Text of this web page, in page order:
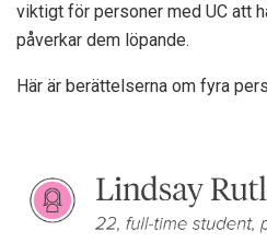
viktigt för personer med UC att
påverkar dem löpande.
Här är berättelserna om fyra